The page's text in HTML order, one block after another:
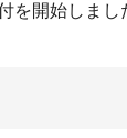
を開始しまし